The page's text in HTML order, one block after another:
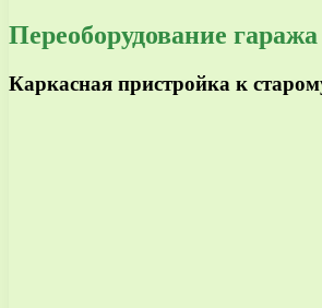
Переоборудование гаража
Каркасная пристройка к